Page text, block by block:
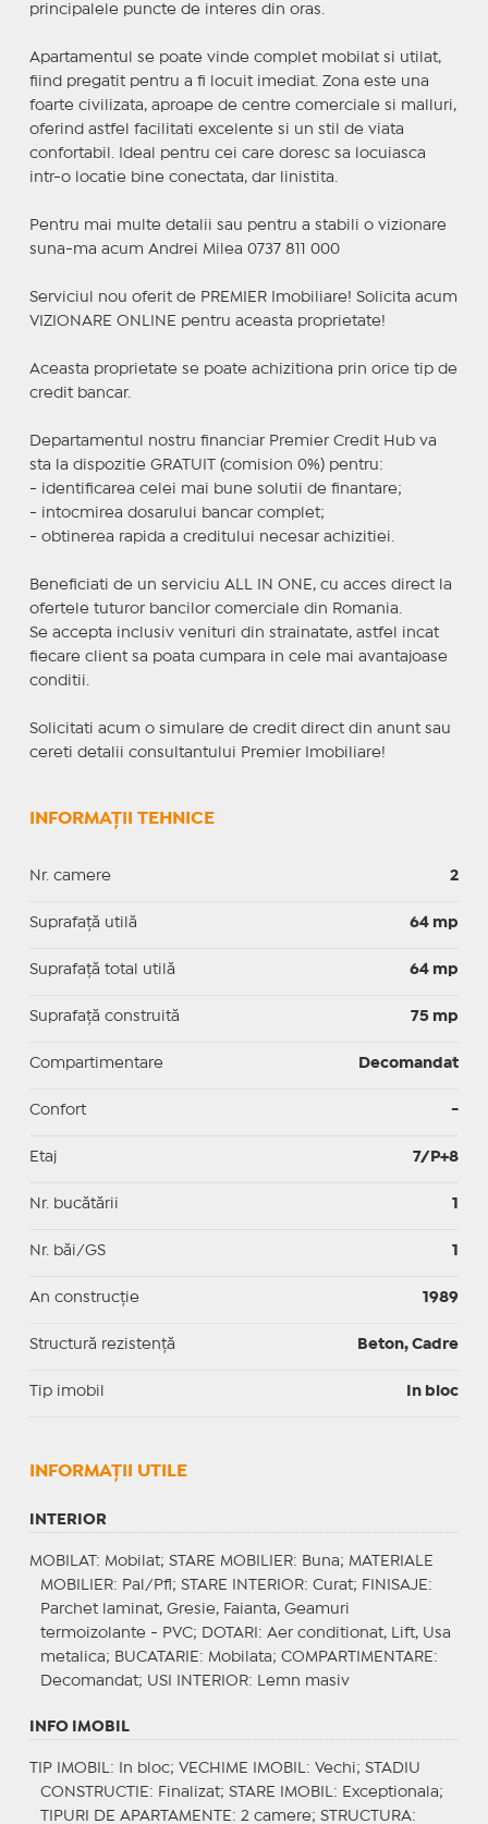
principalele puncte de interes din oras.
Apartamentul se poate vinde complet mobilat si utilat,
fiind pregatit pentru a fi locuit imediat. Zona este una
foarte civilizata, aproape de centre comerciale si malluri,
oferind astfel facilitati excelente si un stil de viata
confortabil. Ideal pentru cei care doresc sa locuiasca
intr-o locatie bine conectata, dar linistita.
Pentru mai multe detalii sau pentru a stabili o vizionare
suna-ma acum Andrei Milea 0737 811 000
Serviciul nou oferit de PREMIER Imobiliare! Solicita acum
VIZIONARE ONLINE pentru aceasta proprietate!
Aceasta proprietate se poate achizitiona prin orice tip de
credit bancar.
Departamentul nostru financiar Premier Credit Hub va
sta la dispozitie GRATUIT (comision 0%) pentru:
- identificarea celei mai bune solutii de finantare;
- intocmirea dosarului bancar complet;
- obtinerea rapida a creditului necesar achizitiei.
Beneficiati de un serviciu ALL IN ONE, cu acces direct la
ofertele tuturor bancilor comerciale din Romania.
Se accepta inclusiv venituri din strainatate, astfel incat
fiecare client sa poata cumpara in cele mai avantajoase
conditii.
Solicitati acum o simulare de credit direct din anunt sau
cereti detalii consultantului Premier Imobiliare!
INFORMAȚII TEHNICE
Nr. camere 2
Suprafaţă utilă 64 mp
Suprafaţă total utilă 64 mp
Suprafaţă construită 75 mp
Compartimentare Decomandat
Confort -
Etaj 7/P+8
Nr. bucătării 1
Nr. băi/GS 1
An construcție 1989
Structură rezistență Beton, Cadre
Tip imobil In bloc
INFORMAŢII UTILE
INTERIOR
MOBILAT : Mobilat; STARE MOBILIER: Buna; MATERIALE
MOBILIER: Pal/Pfl; STARE INTERIOR: Curat; FINISAJE :
Parchet laminat, Gresie, Faianta, Geamuri
termoizolante - PVC;
DOTARI : Aer conditionat, Lift, Usa
metalica; BUCATARIE : Mobilata; COMPARTIMENTARE :
Decomandat; USI INTERIOR: Lemn masiv
INFO IMOBIL
TIP IMOBIL : In bloc; VECHIME IMOBIL : Vechi; STADIU
CONSTRUCTIE : Finalizat; STARE IMOBIL : Exceptionala;
TIPURI DE APARTAMENTE : 2 camere; STRUCTURA: